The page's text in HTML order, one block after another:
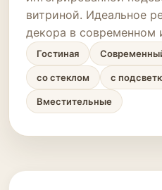
витриной. Идеальное
декора в современном
Гостиная
со стеклом с
Вместительные